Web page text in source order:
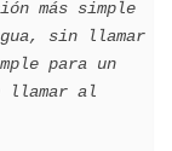
más simple
sin llamar
para un
llamar al